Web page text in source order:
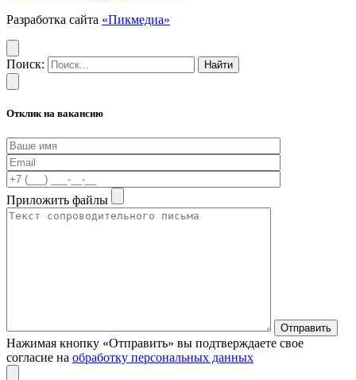
Разработка сайта «Пикмедиа»
Поиск:
Отклик на вакансию
Приложить файлы
Нажимая кнопку «Отправить» вы подтверждаете свое
согласие на обработку персональных данных